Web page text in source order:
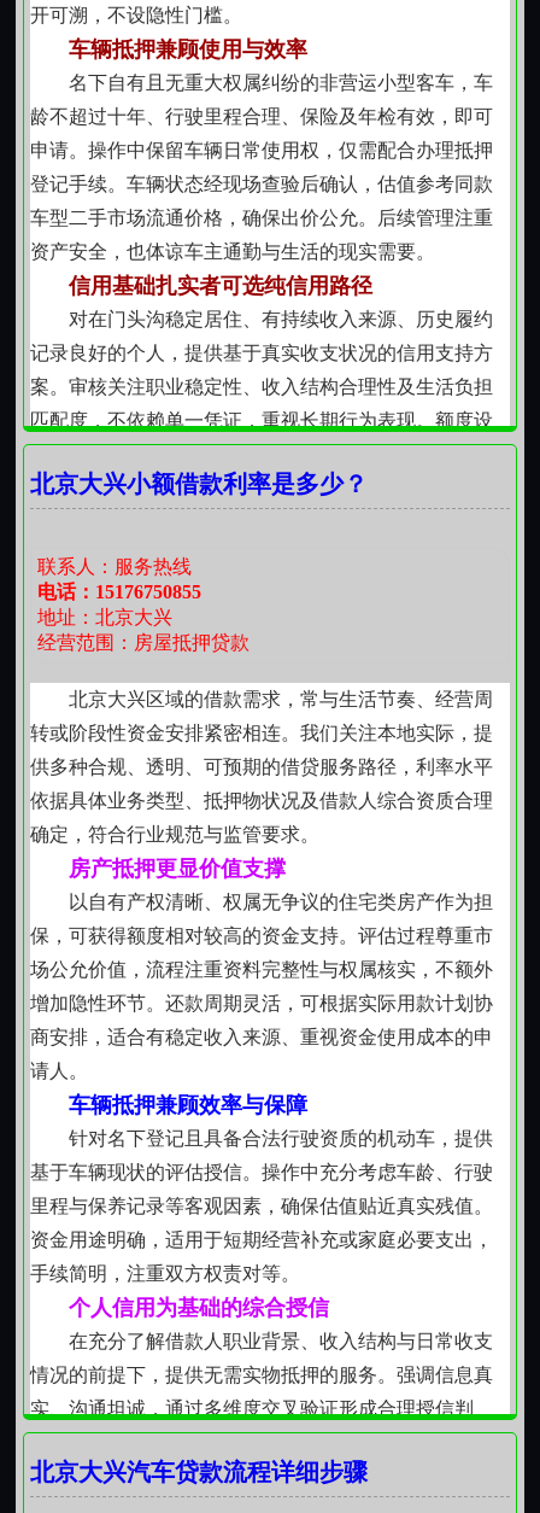
了——
贷后必须关注的四大风险：
1.房产价值波动风险：
市场下行，抵押物贬值、银行可能
要求补充抵押物
应对：定期关注房产市场
2. 政策变化风险：利率调整、监管政策变化
应对： 关注央行政策动态
3. 个人资质变化风险：收入下降、负债增加
应对： 合规使用资金
（六）北京贷款公司专业避坑指南：五步安全贷款法
第一步：自我评估（贷前准备）
查征信：人行征信中心可免费查询
算负债： 总负债÷总收入控制在70%以内
估房产： 找3家评估公司交叉比价
明用途：提前备好真实用途证明
第二步：银行对比（货比三家）
比利率：
比额度：评估价×抵押率，算清可贷金额
比期限：1年、3年、5年、10年、20年按需选
比服务：审批快慢、还款方式是否灵活
第三步：材料准备（真实完整）
身份证、房产证、婚姻证明
资质材料：收入证明、征信报告
用途材料：经营证明或消费合同
登簿并发放不动产登记证明。第六步为资金划转，登记
完成后一个工作日内，资金按约定方式汇入申请人指定
账户，到账信息以回单为准，无需额外开通电子渠道或
绑定第三方支付工具。
注意事项
办理北京房子抵押贷款过程中需高度关注若干关键
细节。房屋实际使用状态必须与登记用途严格一致，若
存在擅自改变住宅为经营性用房、加建阳光房、封闭阳
台超出规划许可范围等情况，将导致评估受限甚至终止
受理。装修状况虽不直接影响产权效力，但毛坯房、简
装房与精装修房在评估中差异明显，建议保留主要装修
票据及施工合同备查。共有产权房屋中若有未成年人作
为共有人，须由其法定监护人代为签署文件，并提供出
生医学证明、监护关系公证书及无损害未成年人利益承
诺书。若房屋处于继承过程中但尚未完成过户，即使持
有遗嘱或调解书，亦不可直接申请，必须先完成继承登
记并取得新不动产权证书。贷款期间不得擅自出售、赠
与或再次设定其他形式的担保，如遇房屋拆迁、征收等
政策性变动，须及时向登记机构报备并协商处置方案。
所有签署文件均需使用黑色签字笔填写，字迹清晰工
善保管每一份回执单、受理凭证及缴费发票，至少留存
十年，以备后续核查或权属争议之需。
开可溯，不设隐性门槛。
车辆抵押兼顾使用与效率
名下自有且无重大权属纠纷的非营运小型客车，车
龄不超过十年、行驶里程合理、保险及年检有效，即可
申请。操作中保留车辆日常使用权，仅需配合办理抵押
登记手续。车辆状态经现场查验后确认，估值参考同款
车型二手市场流通价格，确保出价公允。后续管理注重
资产安全，也体谅车主通勤与生活的现实需要。
信用基础扎实者可选纯信用路径
对在门头沟稳定居住、有持续收入来源、历史履约
记录良好的个人，提供基于真实收支状况的信用支持方
案。审核关注职业稳定性、收入结构合理性及生活负担
匹配度，不依赖单一凭证，重视长期行为表现。额度设
点协商调整。
面向邻里、熟人圈层中确有短期资金需求的个体，
提供规范化的民间借贷服务。合同条款明确利息范围、
还款节点与提前结清规则，所有约定均符合现行司法解
释对利率上限的要求。资金交付与还款均留痕可查，避
免口头承诺带来的后续困扰，让熟人间的资金往来更有
分寸、更可持续。
小额贷款聚焦小微场景
针对修缮房屋、购置农具、子女教育支出、医疗应
急等具体用途，设置单笔五万元以下的小额支持通道。
材料精简，侧重用途真实性核实，如提供维修报价单、
学校缴费通知、医院诊断建议等辅助佐证。审批节奏贴
合实际进度，不过度延展流程，也不降低必要风控标
准。
流程设计以“少跑一趟”为初衷
从初步沟通到资金到位，各环节衔接紧凑：资料初
审后预约实地核验，核验通过即同步启动权属登记或合
同签署；登记完成当日完成准备。全程无中间加价环
节，无附加服务捆绑，所有步骤均有对应节点反馈，不
制造信息差，也不预留模糊地带。
门头沟的山势起伏，但资金周转不该是陡坡。我们
坚持用看得见的规则、走得通的路径、守得住的底线，
回应每一份认真提出的资金需求。不是所有问题都靠钱
解决，但当钱成为当下关键一环时，值得被更稳当地托
北京大兴小额借款利率是多少？
联系人：服务热线
电话：15176750855
地址：北京大兴
经营范围：房屋抵押贷款
北京大兴区域的借款需求，常与生活节奏、经营周
转或阶段性资金安排紧密相连。我们关注本地实际，提
供多种合规、透明、可预期的借贷服务路径，利率水平
依据具体业务类型、抵押物状况及借款人综合资质合理
确定，符合行业规范与监管要求。
房产抵押更显价值支撑
以自有产权清晰、权属无争议的住宅类房产作为担
保，可获得额度相对较高的资金支持。评估过程尊重市
场公允价值，流程注重资料完整性与权属核实，不额外
增加隐性环节。还款周期灵活，可根据实际用款计划协
商安排，适合有稳定收入来源、重视资金使用成本的申
请人。
车辆抵押兼顾效率与保障
针对名下登记且具备合法行驶资质的机动车，提供
基于车辆现状的评估授信。操作中充分考虑车龄、行驶
里程与保养记录等客观因素，确保估值贴近真实残值。
资金用途明确，适用于短期经营补充或家庭必要支出，
手续简明，注重双方权责对等。
个人信用为基础的综合授信
在充分了解借款人职业背景、收入结构与日常收支
情况的前提下，提供无需实物抵押的服务。强调信息真
实、沟通坦诚，通过多维度交叉验证形成合理授信判
个体，体现对信用积累的尊重。
北京大兴汽车贷款流程详细步骤